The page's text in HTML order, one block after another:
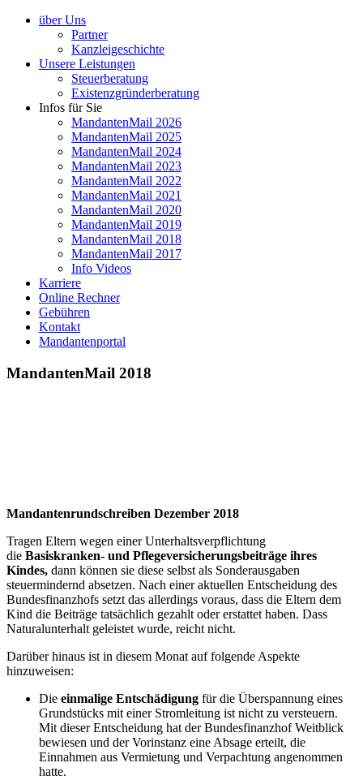
über Uns
Partner
Kanzleigeschichte
Unsere Leistungen
Steuerberatung
Existenzgründerberatung
Infos für Sie
MandantenMail 2026
MandantenMail 2025
MandantenMail 2024
MandantenMail 2023
MandantenMail 2022
MandantenMail 2021
MandantenMail 2020
MandantenMail 2019
MandantenMail 2018
MandantenMail 2017
Info Videos
Karriere
Online Rechner
Gebühren
Kontakt
Mandantenportal
MandantenMail 2018
Mandantenrundschreiben Dezember 2018
Tragen Eltern wegen einer Unterhaltsverpflichtung
die Basiskranken- und Pflegeversicherungsbeiträge ihres
Kindes, dann können sie diese selbst als Sonderausgaben
steuermindernd absetzen. Nach einer aktuellen Entscheidung des
Bundesfinanzhofs setzt das allerdings voraus, dass die Eltern dem
Kind die Beiträge tatsächlich gezahlt oder erstattet haben. Dass
Natural­unterhalt geleistet wurde, reicht nicht.
Darüber hinaus ist in diesem Monat auf folgende Aspekte
hinzuweisen:
Die einmalige Entschädigung für die Überspannung eines
Grundstücks mit einer Stromleitung ist nicht zu versteuern.
Mit dieser Entscheidung hat der Bundesfinanzhof Weitblick
bewiesen und der Vorinstanz eine Absage erteilt, die
Einnahmen aus Vermietung und Verpachtung angenommen
hatte.